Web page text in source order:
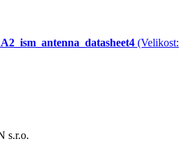
(Velikost:
s.r.o.